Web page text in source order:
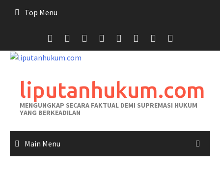
Top Menu
liputanhukum.com
MENGUNGKAP SECARA FAKTUAL DEMI SUPREMASI HUKUM
YANG BERKEADILAN
Main Menu